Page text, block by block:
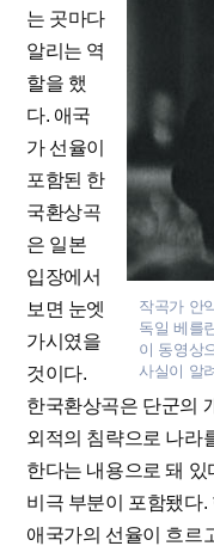
작곡가 안
독일 베를
이 동영상
사실이 알
는 곳마다
알리는 역
할을 했
다. 애국
가 선율이
포함된 한
국환상곡
은 일본
입장에서
보면 눈엣
가시였을
것이다.
한국환상곡은 단군의
외적의 침략으로 나라
한다는 내용으로 돼
비극 부분이 포함됐다
애국가의 선율이 흐르